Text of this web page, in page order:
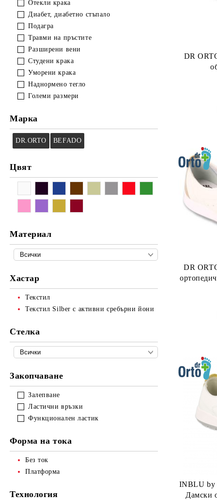
Почистване
Почистване
Импрегниране
Почистване
Шампоани за обувки
Обтегачи
ANATOMIC LINE
Черни рокли
Гащеризони с къс ръкав
Дънкови гащеризони
Ежедневни гащеризони
Сака
Отекли крака
Диабет, диабетно стъпало
Подагра
Травми на пръстите
Разширени вени
Студени крака
Уморени крака
Наднормено тегло
Големи размери
Марка
DR.ORTO BEFADO
Цвят
Материал
Хастар
Текстил
Текстил Silber с активни сребърни йони
Стелка
Закопчаване
Залепване
Ластични връзки
Функционален ластик
Форма на тока
Без ток
Платформа
Технология
DR
DR
INBLU by
Дамски